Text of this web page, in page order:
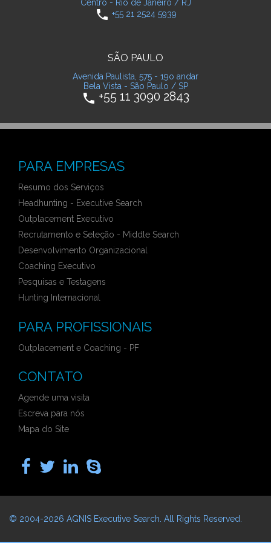
Centro - Rio de Janeiro / RJ
phone +55 21 2524 5939
SÃO PAULO
Avenida Paulista, 575 - 19o andar
Bela Vista - São Paulo / SP
phone +55 11 3090 2843
PARA EMPRESAS
Resumo dos Serviços
Headhunting - Executive Search
Outplacement Executivo
Recrutamento e Seleção - Middle Search
Desenvolvimento Organizacional
Coaching Executivo
Pesquisas e Testagens
Hunting Internacional
PARA PROFISSIONAIS
Outplacement e Coaching - PF
CONTATO
Agende uma visita
Escreva para nós
Mapa do Site
© 2004-2026 AGNIS Executive Search . All Rights Reserved.